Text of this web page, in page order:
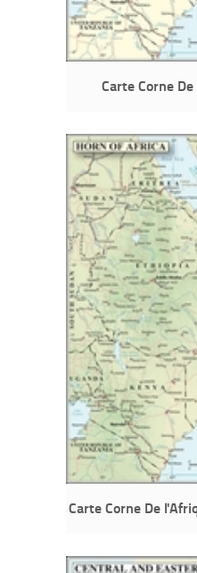
Carte Corne
Carte Corne De